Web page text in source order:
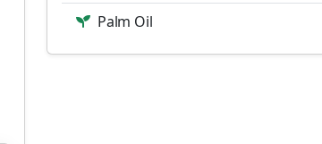
Palm Oil